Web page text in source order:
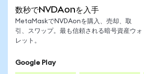
数秒でNVDAonを入手
MetaMaskでNVDAonを購入、売却、取
引、スワップ。最も信頼される暗号資産ウォ
レット。
Google Play